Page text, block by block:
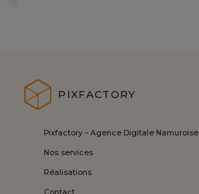
PIXFACTORY
Pixfactory – Agence Digitale Namuroise
Nos services
Réalisations